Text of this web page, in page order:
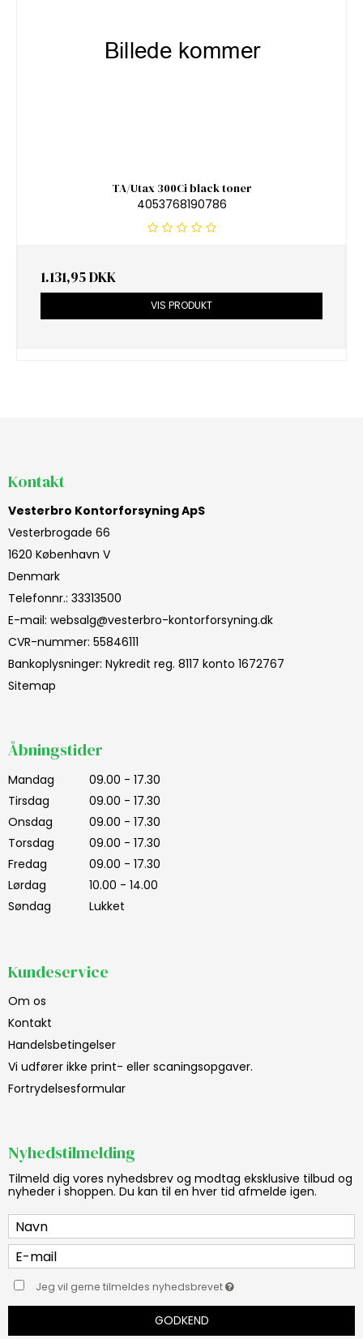
TA/Utax 300Ci black toner
4053768190786
1.131,95 DKK
VIS PRODUKT
Kontakt
Vesterbro Kontorforsyning ApS
Vesterbrogade 66
1620 København V
Denmark
Telefonnr.: 33313500
E-mail: websalg@vesterbro-kontorforsyning.dk
CVR-nummer: 55846111
Bankoplysninger: Nykredit reg. 8117 konto 1672767
Sitemap
Åbningstider
Mandag
09.00 - 17.30
Tirsdag
09.00 - 17.30
Onsdag
09.00 - 17.30
Torsdag
09.00 - 17.30
Fredag
09.00 - 17.30
Lørdag
10.00 - 14.00
Søndag
Lukket
Kundeservice
Om os
Kontakt
Handelsbetingelser
Vi udfører ikke print- eller scaningsopgaver.
Fortrydelsesformular
Nyhedstilmelding
Tilmeld dig vores nyhedsbrev og modtag eksklusive tilbud og
nyheder i shoppen. Du kan til en hver tid afmelde igen.
Jeg vil gerne tilmeldes nyhedsbrevet
GODKEND